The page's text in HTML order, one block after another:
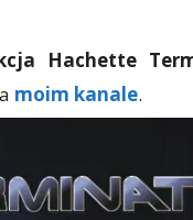
Hachette
moim kanale.